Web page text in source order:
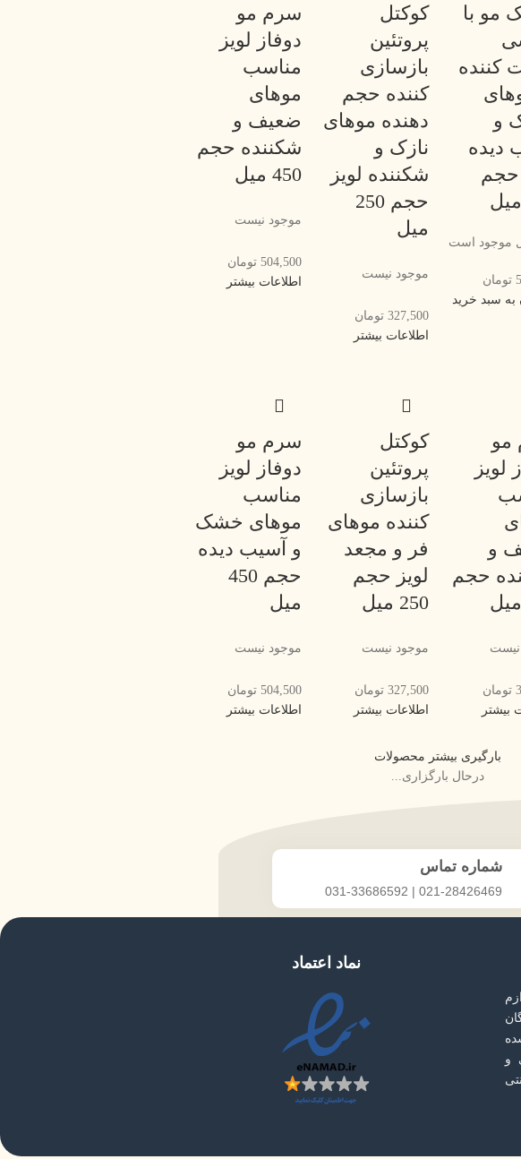
مو با
کننده
و
دیده
حجم
موجود است
تومان
به سبد خرید
کوکتل
پروتئین
بازسازی
کننده حجم
دهنده موهای
نازک و
شکننده لویز
حجم 250
میل
موجود نیست
327,500 تومان
اطلاعات بیشتر
سرم مو
دوفاز لویز
مناسب
موهای
ضعیف و
شکننده حجم
450 میل
موجود نیست
504,500 تومان
اطلاعات بیشتر
مو
لویز
و
حجم
نیست
تومان
بیشتر
کوکتل
پروتئین
بازسازی
کننده موهای
فر و مجعد
لویز حجم
250 میل
موجود نیست
327,500 تومان
اطلاعات بیشتر
سرم مو
دوفاز لویز
مناسب
موهای خشک
و آسیب دیده
حجم 450
میل
موجود نیست
504,500 تومان
اطلاعات بیشتر
بارگیری بیشتر محصولات
درحال بارگزاری...
شماره تماس
021-28426469 | 031-33686592
و
نماد اعتماد